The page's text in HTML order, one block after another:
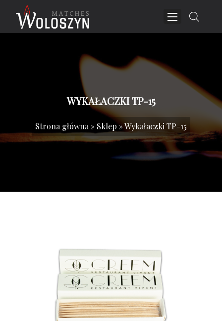
WYKAŁACZKI TP-15
Strona główna » Sklep»Wykałaczki TP-15